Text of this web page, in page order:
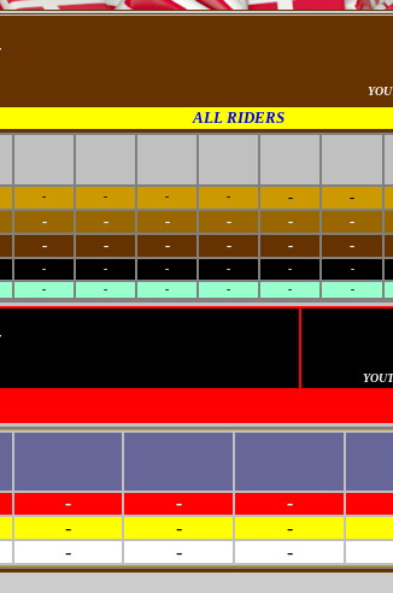
ALL RIDERS
- - - - - -
- - - - - -
- - - - - -
- - - - - -
- - - - - -
- - -
- - -
- - -